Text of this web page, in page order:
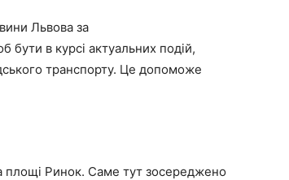
Львова за
бути в курсі актуальних подій,
транспорту. Це допоможе
Ринок. Саме тут зосереджено